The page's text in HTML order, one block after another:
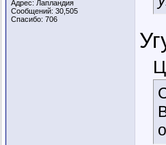
Адрес: Лапландия
Сообщений: 30,505
Спасибо: 706